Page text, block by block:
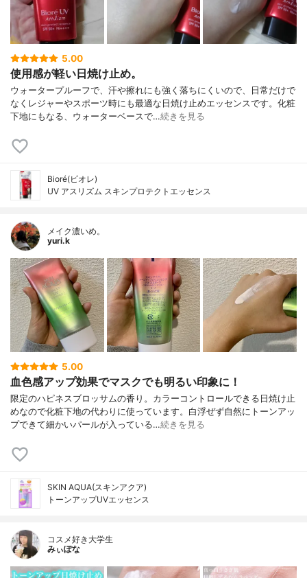
5.00
使用感が軽い日焼け止め。
ウォータープルーフで、汗や擦れにも強く落ちにくいので、日常だけで
なくレジャーやスポーツ時にも最適な日焼け止めエッセンスです。化粧
下地にもなる、ウォーターベースで…続きを見る
Bioré(ビオレ)
UV アスリズム スキンプロテクトエッセンス
メイク濃いめ。
yuri.k
5.00
血色感アップ効果でマスクでも明るい印象に！
限定のハピネスブロッサムの香り。カラーコントロールできる日焼け止
めなので化粧下地の代わりに使っています。白浮ぜず自然にトーンアッ
プできて細かいパールが入っている…続きを見る
SKIN AQUA(スキンアクア)
トーンアップUVエッセンス
コスメ好き大学生
みぃぽな